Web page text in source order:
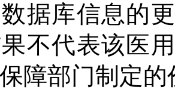
据库信息的
不代表该医
障部门制定